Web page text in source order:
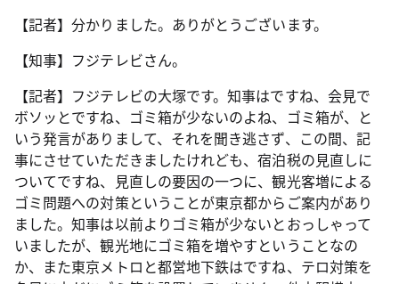
【記者】分かりました。ありがとうございます。
【知事】フジテレビさん。
【記者】フジテレビの大塚です。知事はですね、会見で
ボソッとですね、ゴミ箱が少ないのよね、ゴミ箱が、と
いう発言がありまして、それを聞き逃さず、この間、記
事にさせていただきましたけれども、宿泊税の見直しに
ついてですね、見直しの要因の一つに、観光客増による
ゴミ問題への対策ということが東京都からご案内があり
ました。知事は以前よりゴミ箱が少ないとおっしゃって
いましたが、観光地にゴミ箱を増やすということなの
か、また東京メトロと都営地下鉄はですね、テロ対策を